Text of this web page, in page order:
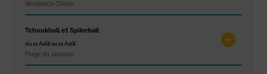
Résidence Challe
Tchoukball et Spikeball
du 11 Août au 11 Août
Plage du passous